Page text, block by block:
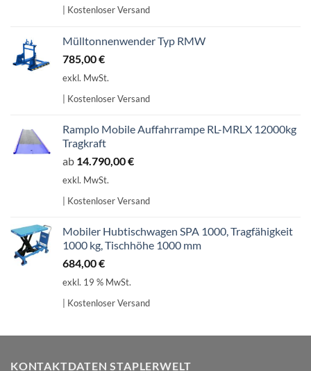
| Kostenloser Versand
Mülltonnenwender Typ RMW
785,00€
exkl. MwSt.
| Kostenloser Versand
Ramplo Mobile Auffahrrampe RL-MRLX 12000kg
Tragkraft
ab 14.790,00€
exkl. MwSt.
| Kostenloser Versand
Mobiler Hubtischwagen SPA 1000, Tragfähigkeit
1000 kg, Tischhöhe 1000 mm
684,00€
exkl. 19 % MwSt.
| Kostenloser Versand
KONTAKTDATEN STAPLERWELT